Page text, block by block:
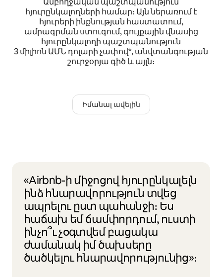
հյուրընկալողների համար։ Այն ներառում է
հյուրերի ինքնության հաստատում,
ամրագրման ստուգում, գույքային վնասից
հյուրընկալողի պաշտպանություն
3 միլիոն ԱՄՆ դոլարի չափով*, անվտանգության
շուրջօրյա գիծ և այլն։
Իմանալ ավելին
«Airbnb-ի միջոցով հյուրընկալելն
ինձ հնարավորություն տվեց
ապրելու ըստ պահանջի։ Ես
հաճախ եմ ճամփորդում, ուստի
ինչո՞ւ չօգտվեմ բացակա
ժամանակ իմ ծախսերը
ծածկելու հնարավորությունից»։